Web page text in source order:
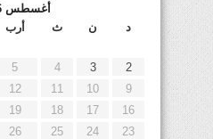
أغسطس 2026
د
ن ث أرب
2
3
4
5
9
10
11
12
16
17
18
19
23
24
25
26